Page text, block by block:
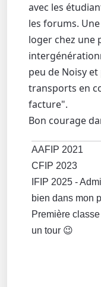
avec les
les forums.
loger chez une
peu de Noisy
transports en
facture".
Bon courage
AAFIP 2021
CFIP 2023
IFIP 2025 -
bien dans mon
Première
un tour 😉